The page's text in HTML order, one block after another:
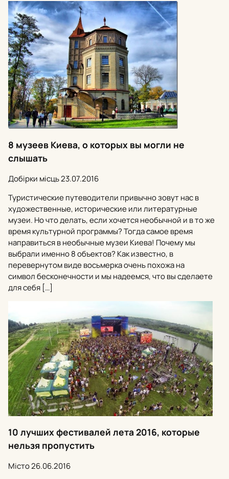
8 музеев Киева, о которых вы могли не
слышать
Добірки місць23.07.2016
Туристические путеводители привычно зовут нас в
художественные, исторические или литературные
музеи. Но что делать, если хочется необычной и в то же
время культурной программы? Тогда самое время
направиться в необычные музеи Киева! Почему мы
выбрали именно 8 объектов? Как известно, в
перевернутом виде восьмерка очень похожа на
символ бесконечности и мы надеемся, что вы сделаете
для себя […]
10 лучших фестивалей лета 2016, которые
нельзя пропустить
Місто26.06.2016